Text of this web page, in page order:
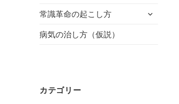
ニ
常識革命の起こし方
サ
病気の治し方（仮説）
カテゴリー